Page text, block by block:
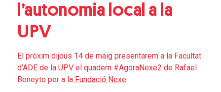
l’autonomia local a la
UPV
El pròxim dijous 14 de maig presentarem a la Facultat
d’ADE de la UPV el quadern #AgoraNexe2 de Rafael
Beneyto per a la Fundació Nexe.